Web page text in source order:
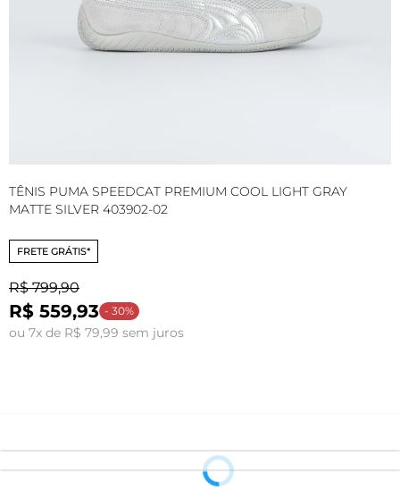
TÊNIS PUMA SPEEDCAT PREMIUM COOL LIGHT GRAY
MATTE SILVER 403902-02
FRETE GRÁTIS*
R$ 799,90
R$ 559,93 - 30%
ou 7x de R$ 79,99 sem juros